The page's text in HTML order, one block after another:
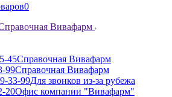
0
Вивафарм
45Справочная Вивафарм
99Справочная Вивафарм
33-99Для звонков из-за рубежа
20Офис компании "Вивафарм"